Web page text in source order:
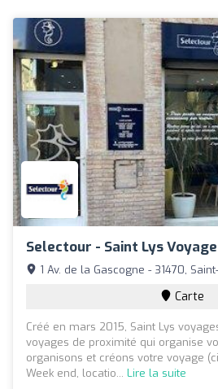
Selectour - Saint Lys
1 Av. de la Gascogne - 31470,
Carte
Créé en mars 2015, Saint Lys
voyages de proximité qui organise
organisons et créons votre voyage
Week end, locatio... Lire la suite